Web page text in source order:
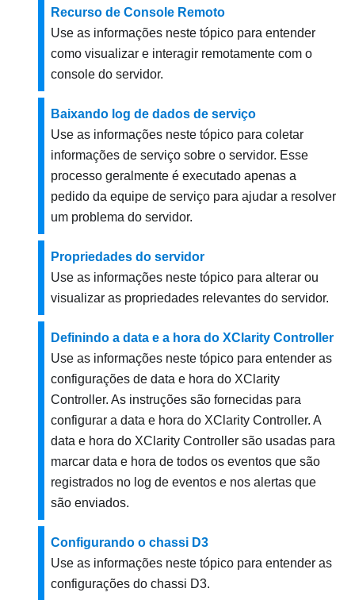
Recurso de Console Remoto
Use as informações neste tópico para entender
como visualizar e interagir remotamente com o
console do servidor.
Baixando log de dados de serviço
Use as informações neste tópico para coletar
informações de serviço sobre o servidor. Esse
processo geralmente é executado apenas a
pedido da equipe de serviço para ajudar a resolver
um problema do servidor.
Propriedades do servidor
Use as informações neste tópico para alterar ou
visualizar as propriedades relevantes do servidor.
Definindo a data e a hora do XClarity Controller
Use as informações neste tópico para entender as
configurações de data e hora do XClarity
Controller. As instruções são fornecidas para
configurar a data e hora do XClarity Controller. A
data e hora do XClarity Controller são usadas para
marcar data e hora de todos os eventos que são
registrados no log de eventos e nos alertas que
são enviados.
Configurando o chassi D3
Use as informações neste tópico para entender as
configurações do chassi D3.